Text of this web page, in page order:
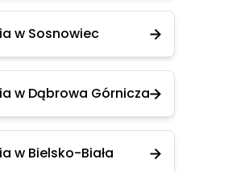
w Sosnowiec
w Dąbrowa Górnicza
w Bielsko-Biała